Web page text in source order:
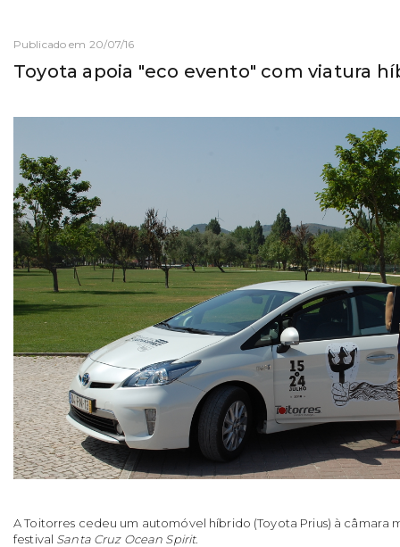
Publicado em 20/07/16
Toyota apoia "eco evento" com viatura
A Toitorres cedeu um automóvel híbrido (Toyota Prius) à câmara
festival Santa Cruz Ocean Spirit.